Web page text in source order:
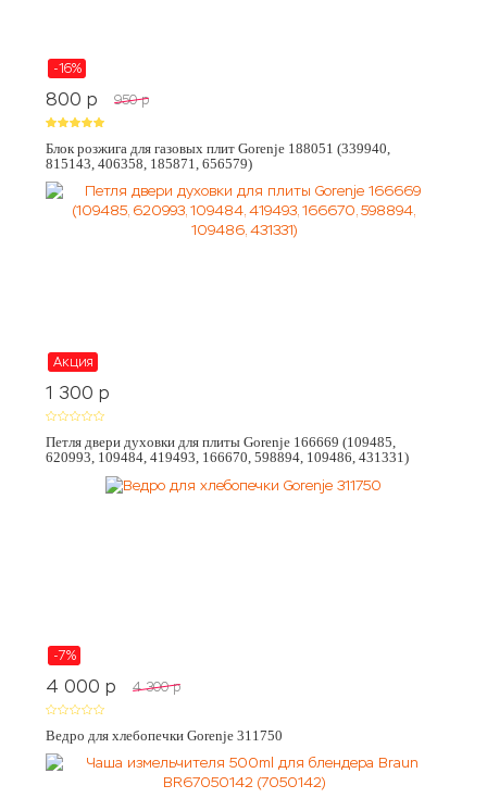
-16%
800 p 950 p
Блок розжига для газовых плит Gorenje 188051 (339940,
815143, 406358, 185871, 656579)
Акция
1 300 p
Петля двери духовки для плиты Gorenje 166669 (109485,
620993, 109484, 419493, 166670, 598894, 109486, 431331)
-7%
4 000 p 4 300 p
Ведро для хлебопечки Gorenje 311750